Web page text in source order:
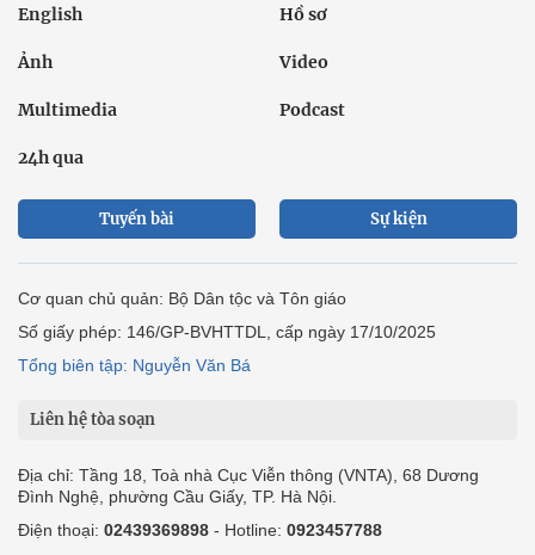
English Hồ sơ
Ảnh Video
Multimedia Podcast
24h qua
Tuyến bài Sự kiện
Cơ quan chủ quản: Bộ Dân tộc và Tôn giáo
Số giấy phép: 146/GP-BVHTTDL, cấp ngày 17/10/2025
Tổng biên tập: Nguyễn Văn Bá
Liên hệ tòa soạn
Địa chỉ: Tầng 18, Toà nhà Cục Viễn thông (VNTA), 68 Dương
Đình Nghệ, phường Cầu Giấy, TP. Hà Nội.
Điện thoại: 02439369898 - Hotline: 0923457788